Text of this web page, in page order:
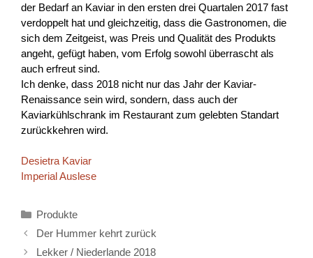
der Bedarf an Kaviar in den ersten drei Quartalen 2017 fast
verdoppelt hat und gleichzeitig, dass die Gastronomen, die
sich dem Zeitgeist, was Preis und Qualität des Produkts
angeht, gefügt haben, vom Erfolg sowohl überrascht als
auch erfreut sind.
Ich denke, dass 2018 nicht nur das Jahr der Kaviar-
Renaissance sein wird, sondern, dass auch der
Kaviarkühlschrank im Restaurant zum gelebten Standart
zurückkehren wird.
Desietra Kaviar
Imperial Auslese
Kategorien
Produkte
Der Hummer kehrt zurück
Lekker / Niederlande 2018